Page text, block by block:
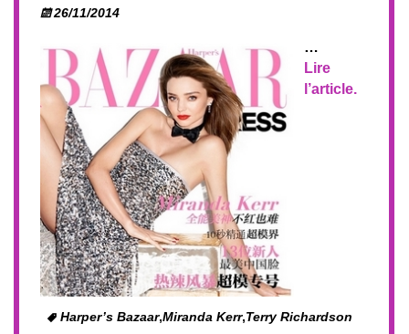
26/11/2014
…
Lire
l’article.
Harper’s Bazaar,Miranda Kerr,Terry Richardson